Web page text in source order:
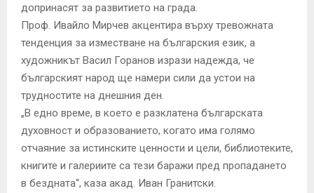
допринасят за развитието на града.
Проф. Ивайло Мирчев акцентира върху тревожната
тенденция за изместване на българския език, а
художникът Васил Горанов изрази надежда, че
българският народ ще намери сили да устои на
трудностите на днешния ден.
„В едно време, в което е разклатена българската
духовност и образованието, когато има голямо
отчаяние за истинските ценности и цели, библиотеките,
книгите и галериите са тези баражи пред пропадането
в бездната“, каза акад. Иван Гранитски.